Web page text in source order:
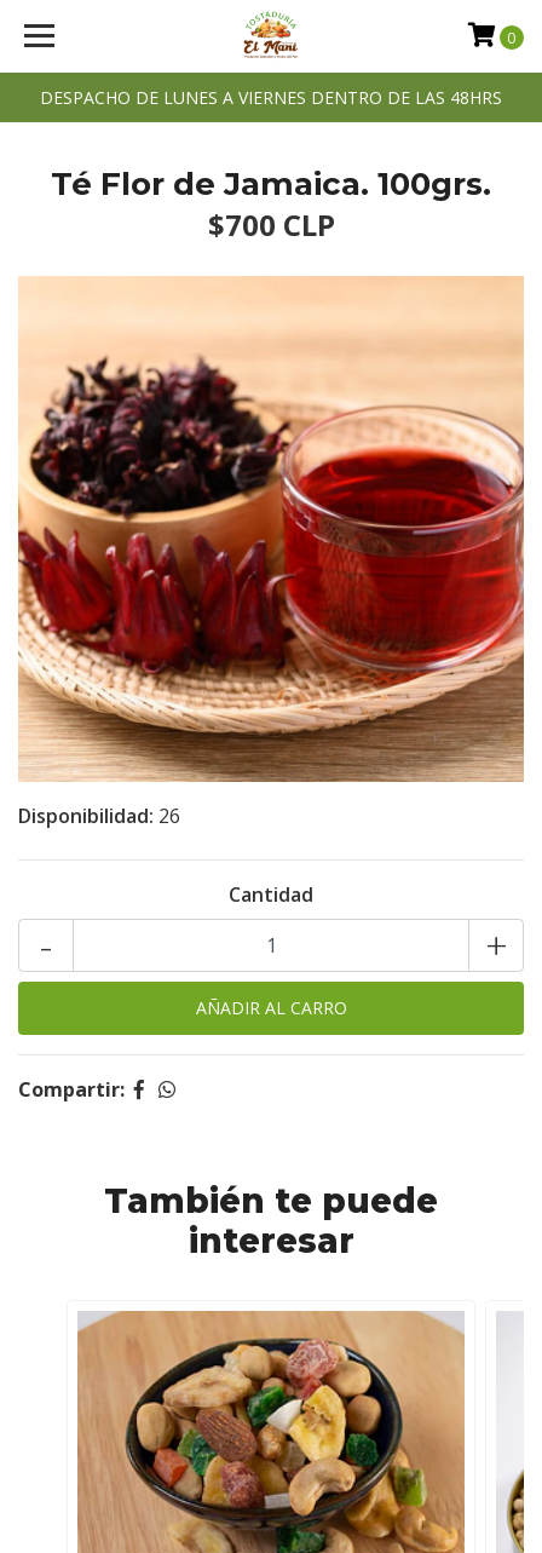
DESPACHO DE LUNES A VIERNES DENTRO DE LAS 48HRS
0
Té Flor de Jamaica. 100grs.
$700 CLP
Disponibilidad: 26
Cantidad
+
-
Compartir:
También te puede
interesar